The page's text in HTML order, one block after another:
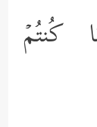
كُنتُمۡ